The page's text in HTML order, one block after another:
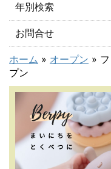
年別検索
お問合せ
ホーム » オープン »
プン